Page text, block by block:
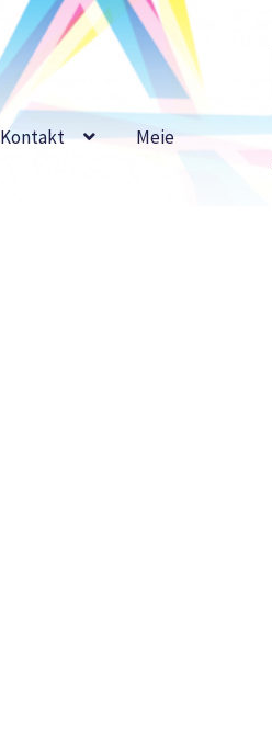
Kontakt Meie